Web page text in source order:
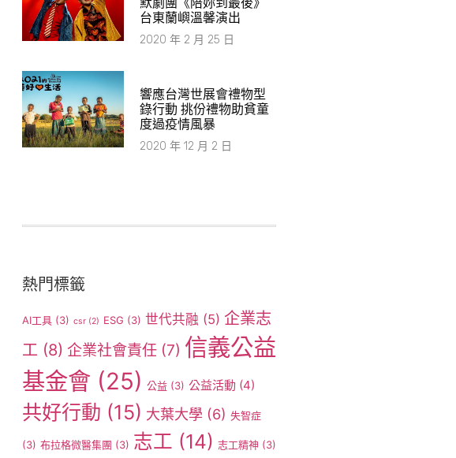
台東蘭嶼溫馨演出
2020 年 2 月 25 日
響應台灣世展會禮物型
錄行動 挑份禮物助貧童
度過疫情風暴
2020 年 12 月 2 日
熱門標籤
AI工具 (3) csr (2) ESG (3) 世代共融 (5) 企業志
工 (8) 企業社會責任 (7) 信義公益
基金會 (25) 公益 (3) 公益活動 (4)
共好行動 (15) 大葉大學 (6) 失智症
(3) 布拉格微醫集團 (3) 志工 (14) 志工精神 (3)